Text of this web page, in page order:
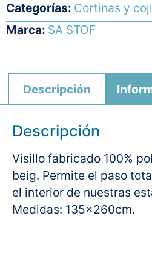
Categorías: Cortinas y
Marca: SA STOF
Descripción
Descripción
Visillo fabricado 100%
beig. Permite el paso
el interior de nuestras
Medidas: 135x260cm.